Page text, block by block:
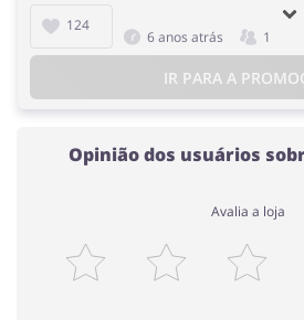
124
6 anos atrás 1
IR PARA A
Opinião dos usuários
Avalia a loja